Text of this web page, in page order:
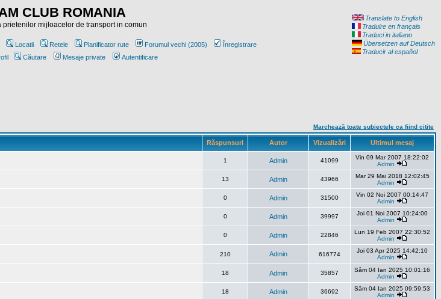
CLUB ROMANIA
prietenilor mijloacelor de transport in comun
Locatii Retele Planificator rute Forumul vechi (2005)
Înregistrare
Căutare Mesaje private Autentificare
Translate to English
Traduire en français
Traduci in italiano
Übersetzen auf Deutsch
Traducir al español
Marchează toate subiectele ca fiind citite
Răspunsuri Autor Vizualizări Ultimul mesaj
1 Admin 41099
Vin 09 Mar 2007 18:22:02
Admin
13 Admin 43966
Mar 29 Mai 2018 12:02:45
Admin
0 Admin 31500
Vin 02 Noi 2007 00:14:47
Admin
0 Admin 39997
Joi 01 Noi 2007 10:24:00
Admin
0 Admin 22846
Lun 19 Feb 2007 22:30:52
Admin
210 Admin 616774
Joi 03 Apr 2025 14:42:10
Admin
18 Admin 35857
Sâm 04 Ian 2025 10:01:16
Admin
18 Admin 36692
Sâm 04 Ian 2025 09:59:53
Admin